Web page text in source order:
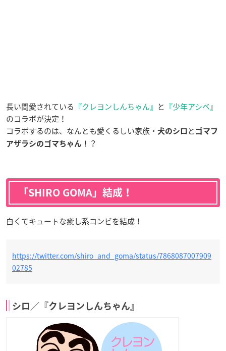
長い間愛されている 『クレヨンしんちゃん』 と 『少年アシベ』
のコラボが決定！
コラボするのは、なんとも愛くるしい家族・ 犬のシロ と ゴマフ
アザラシのゴマちゃん ！？
「SHIRO GOMA」結成！
白くてキュートな癒し系コンビを結成！
https://twitter.com/shiro_and_goma/status/7868087007909
02785
シロ／『クレヨンしんちゃん』